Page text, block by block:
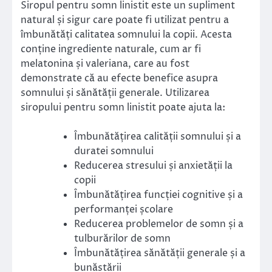
Siropul pentru somn linistit este un supliment
natural și sigur care poate fi utilizat pentru a
îmbunătăți calitatea somnului la copii. Acesta
conține ingrediente naturale, cum ar fi
melatonina și valeriana, care au fost
demonstrate că au efecte benefice asupra
somnului și sănătății generale. Utilizarea
siropului pentru somn linistit poate ajuta la:
Îmbunătățirea calității somnului și a
duratei somnului
Reducerea stresului și anxietății la
copii
Îmbunătățirea funcției cognitive și a
performanței școlare
Reducerea problemelor de somn și a
tulburărilor de somn
Îmbunătățirea sănătății generale și a
bunăstării